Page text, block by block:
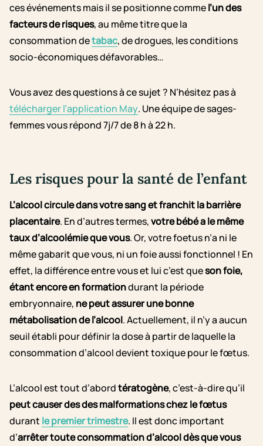
ces événements mais il se positionne commel’un des
facteurs de risques, au même titre que la
consommation detabac, de drogues, les conditions
socio-économiques défavorables…
Vous avez des questions à ce sujet ? N’hésitez pas à
télécharger l’application May. Une équipe de sages-
femmes vous répond 7j/7 de 8 h à 22 h.
Les risques pour la santé de l’enfant
L’alcool circule dans votre sang et franchit la barrière
placentaire. En d’autres termes,votre bébé a le même
taux d’alcoolémie que vous. Or, votre foetus n’a ni le
même gabarit que vous, ni un foie aussi fonctionnel ! En
effet, la différence entre vous et lui c’est queson foie,
étant encore en formationdurant la période
embryonnaire, ne peut assurer une bonne
métabolisation de l’alcool. Actuellement, il n’y a aucun
seuil établi pour définir la dose à partir de laquelle la
consommation d’alcool devient toxique pour le fœtus.
L’alcool est tout d’abordtératogène, c’est-à-dire qu’il
peut causer des des malformations chez le fœtus
durant le premier trimestre. Il est donc important
d’arrêter toute consommation d’alcool dès que vous